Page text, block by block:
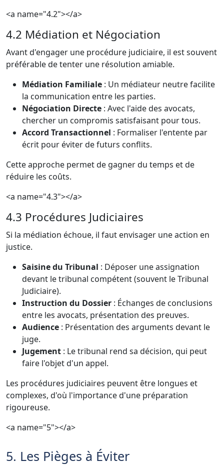
<a name="4.2"></a>
4.2 Médiation et Négociation
Avant d'engager une procédure judiciaire, il est souvent
préférable de tenter une résolution amiable.
Médiation Familiale : Un médiateur neutre facilite
la communication entre les parties.
Négociation Directe : Avec l'aide des avocats,
chercher un compromis satisfaisant pour tous.
Accord Transactionnel : Formaliser l'entente par
écrit pour éviter de futurs conflits.
Cette approche permet de gagner du temps et de
réduire les coûts.
<a name="4.3"></a>
4.3 Procédures Judiciaires
Si la médiation échoue, il faut envisager une action en
justice.
Saisine du Tribunal : Déposer une assignation
devant le tribunal compétent (souvent le Tribunal
Judiciaire).
Instruction du Dossier : Échanges de conclusions
entre les avocats, présentation des preuves.
Audience : Présentation des arguments devant le
juge.
Jugement : Le tribunal rend sa décision, qui peut
faire l'objet d'un appel.
Les procédures judiciaires peuvent être longues et
complexes, d'où l'importance d'une préparation
rigoureuse.
<a name="5"></a>
5. Les Pièges à Éviter